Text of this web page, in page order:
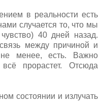
в реальности есть
случается то, что мы
40 дней назад.
между причиной и
менее, есть. Важно
прорастет. Отсюда
состоянии и излучать